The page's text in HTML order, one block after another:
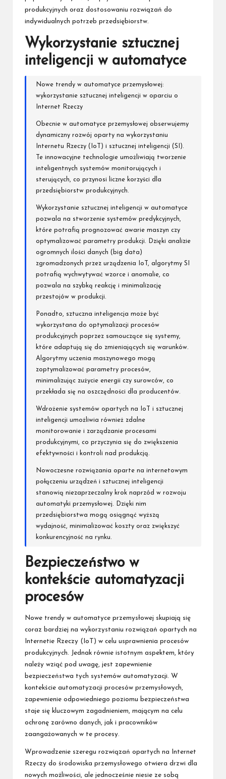
produkcyjnych oraz dostosowaniu rozwiązań do
indywidualnych potrzeb przedsiębiorstw.
Wykorzystanie sztucznej
inteligencji w automatyce
Nowe trendy w automatyce przemysłowej:
wykorzystanie sztucznej inteligencji w oparciu o
Internet Rzeczy
Obecnie w automatyce przemysłowej obserwujemy
dynamiczny rozwój oparty na wykorzystaniu
Internetu Rzeczy (IoT) i sztucznej inteligencji (SI).
Te innowacyjne technologie umożliwiają tworzenie
inteligentnych systemów monitorujących i
sterujących, co przynosi liczne korzyści dla
przedsiębiorstw produkcyjnych.
Wykorzystanie sztucznej inteligencji w automatyce
pozwala na stworzenie systemów predykcyjnych,
które potrafią prognozować awarie maszyn czy
optymalizować parametry produkcji. Dzięki analizie
ogromnych ilości danych (big data)
zgromadzonych przez urządzenia IoT, algorytmy SI
potrafią wychwytywać wzorce i anomalie, co
pozwala na szybką reakcję i minimalizację
przestojów w produkcji.
Ponadto, sztuczna inteligencja może być
wykorzystana do optymalizacji procesów
produkcyjnych poprzez samouczące się systemy,
które adaptują się do zmieniających się warunków.
Algorytmy uczenia maszynowego mogą
zoptymalizować parametry procesów,
minimalizując zużycie energii czy surowców, co
przekłada się na oszczędności dla producentów.
Wdrożenie systemów opartych na IoT i sztucznej
inteligencji umożliwia również zdalne
monitorowanie i zarządzanie procesami
produkcyjnymi, co przyczynia się do zwiększenia
efektywności i kontroli nad produkcją.
Nowoczesne rozwiązania oparte na internetowym
połączeniu urządzeń i sztucznej inteligencji
stanowią niezaprzeczalny krok naprzód w rozwoju
automatyki przemysłowej. Dzięki nim
przedsiębiorstwa mogą osiągnąć wyższą
wydajność, minimalizować koszty oraz zwiększyć
konkurencyjność na rynku.
Bezpieczeństwo w
kontekście automatyzacji
procesów
Nowe trendy w automatyce przemysłowej skupiają się
coraz bardziej na wykorzystaniu rozwiązań opartych na
Internetie Rzeczy (IoT) w celu usprawnienia procesów
produkcyjnych. Jednak równie istotnym aspektem, który
należy wziąć pod uwagę, jest zapewnienie
bezpieczeństwa tych systemów automatyzacji. W
kontekście automatyzacji procesów przemysłowych,
zapewnienie odpowiedniego poziomu bezpieczeństwa
staje się kluczowym zagadnieniem, mającym na celu
ochronę zarówno danych, jak i pracowników
zaangażowanych w te procesy.
Wprowadzenie szeregu rozwiązań opartych na Internet
Rzeczy do środowiska przemysłowego otwiera drzwi dla
nowych możliwości, ale jednocześnie niesie ze sobą